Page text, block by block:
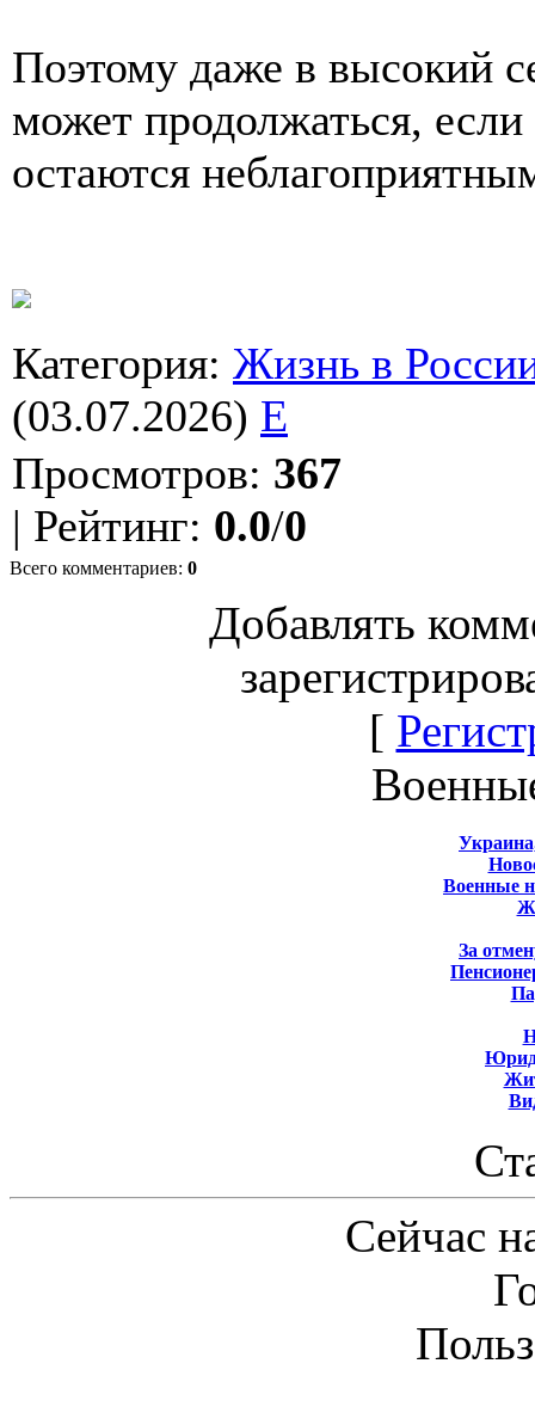
Поэтому даже в высокий
может продолжаться,
остаются
Категория: Жизнь в
(03.07.2026) E
Просмотров: 367
| Рейтинг: 0.0/0
Всего комментариев: 0
Добавлять
[
Военные
За
Сейчас